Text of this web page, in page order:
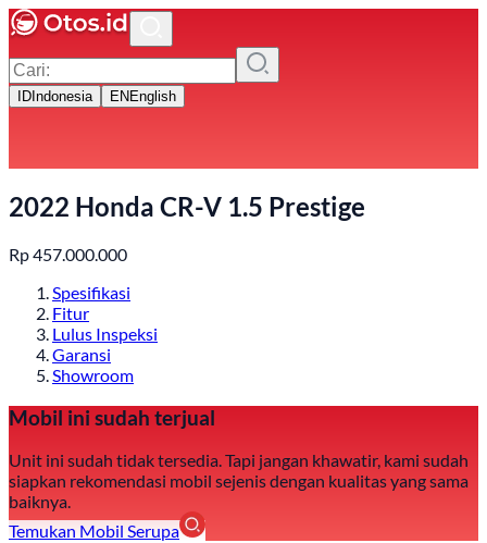
ID Indonesia EN English
2022 Honda CR-V 1.5 Prestige
Rp457.000.000
Spesifikasi
Fitur
Lulus Inspeksi
Garansi
Showroom
Mobil ini sudah terjual
Unit ini sudah tidak tersedia. Tapi jangan khawatir, kami sudah
siapkan rekomendasi mobil sejenis dengan kualitas yang sama
baiknya.
Temukan Mobil Serupa